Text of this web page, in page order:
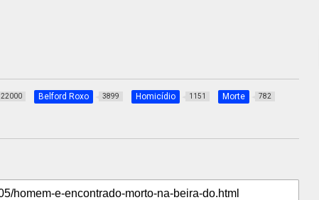
22000 Belford Roxo 3899 Homicídio 1151 Morte 782